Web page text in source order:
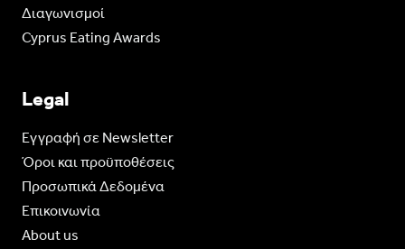
Διαγωνισμοί
Cyprus Eating Awards
Legal
Eγγραφή σε Newsletter
Όροι και προϋποθέσεις
Προσωπικά Δεδομένα
Επικοινωνία
About us